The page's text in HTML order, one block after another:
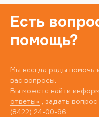
Есть
помощь?
Мы всегда рады помочь
вас вопросы.
Вы можете найти
ответы» , задать
(8422) 24-00-96